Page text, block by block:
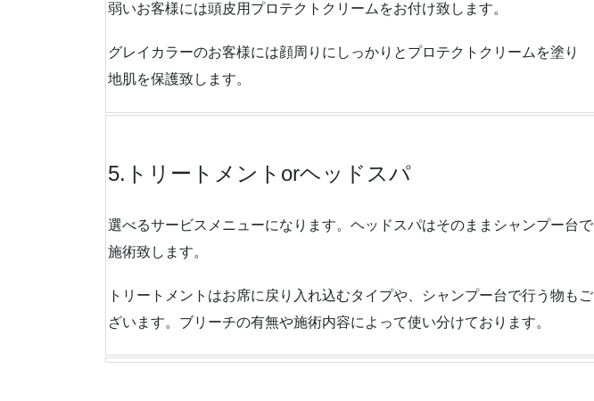
弱いお客様には頭皮用プロテクトクリームをお付け致します。
グレイカラーのお客様には顔周りにしっかりとプロテクトクリームを塗り
地肌を保護致します。
5.トリートメントorヘッドスパ
選べるサービスメニューになります。ヘッドスパはそのままシャンプー台で
施術致します。
トリートメントはお席に戻り入れ込むタイプや、シャンプー台で行う物もご
ざいます。ブリーチの有無や施術内容によって使い分けております。